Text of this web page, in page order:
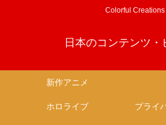
Colorful Creations
日本のコンテンツ・
新作アニメ
ホロライブ